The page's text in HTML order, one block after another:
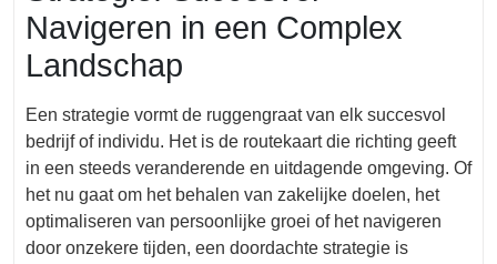
Navigeren in een Complex
Landschap
Een strategie vormt de ruggengraat van elk succesvol
bedrijf of individu. Het is de routekaart die richting geeft
in een steeds veranderende en uitdagende omgeving. Of
het nu gaat om het behalen van zakelijke doelen, het
optimaliseren van persoonlijke groei of het navigeren
door onzekere tijden, een doordachte strategie is